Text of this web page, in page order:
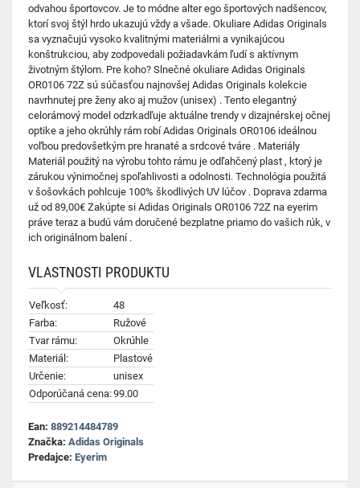
odvahou športovcov. Je to módne alter ego športových nadšencov,
ktorí svoj štýl hrdo ukazujú vždy a všade. Okuliare Adidas Originals
sa vyznačujú vysoko kvalitnými materiálmi a vynikajúcou
konštrukciou, aby zodpovedali požiadavkám ľudí s aktívnym
životným štýlom. Pre koho? Slnečné okuliare Adidas Originals
OR0106 72Z sú súčasťou najnovšej Adidas Originals kolekcie
navrhnutej pre ženy ako aj mužov (unisex) . Tento elegantný
celorámový model odzrkadľuje aktuálne trendy v dizajnérskej očnej
optike a jeho okrúhly rám robí Adidas Originals OR0106 ideálnou
voľbou predovšetkým pre hranaté a srdcové tváre . Materiály
Materiál použitý na výrobu tohto rámu je odľahčený plast , ktorý je
zárukou výnimočnej spoľahlivosti a odolnosti. Technológia použitá
v šošovkách pohlcuje 100% škodlivých UV lúčov . Doprava zdarma
už od 89,00€ Zakúpte si Adidas Originals OR0106 72Z na eyerim
práve teraz a budú vám doručené bezplatne priamo do vašich rúk, v
ich originálnom balení .
VLASTNOSTI PRODUKTU
Veľkosť:
48
Farba:
Ružové
Tvar rámu:
Okrúhle
Materiál:
Plastové
Určenie:
unisex
Odporúčaná cena:99.00
Ean: 889214484789
Značka: Adidas Originals
Predajce: Eyerim